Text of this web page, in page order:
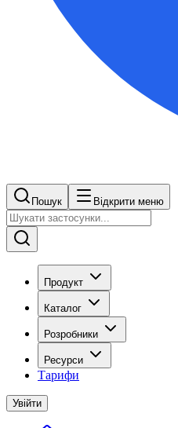
Пошук Відкрити меню
Продукт
Каталог
Розробники
Ресурси
Тарифи
Увійти